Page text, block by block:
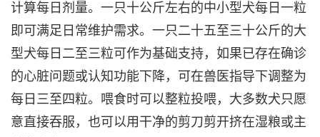
计算每日剂量。一只十公斤左右的中小型犬每日一粒
即可满足日常维护需求。一只二十五至三十公斤的大
型犬每日二至三粒可作为基础支持，如果已存在确诊
的心脏问题或认知功能下降，可在兽医指导下调整为
每日三至四粒。喂食时可以整粒投喂，大多数犬只愿
意直接吞服，也可以用干净的剪刀剪开挤在湿粮或主